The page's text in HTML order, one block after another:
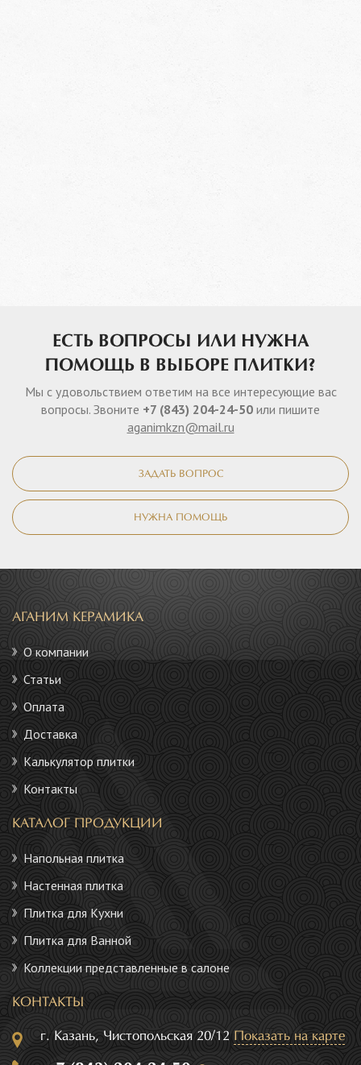
ЕСТЬ ВОПРОСЫ ИЛИ НУЖНА
ПОМОЩЬ В ВЫБОРЕ ПЛИТКИ?
Мы с удовольствием ответим на все интересующие вас
вопросы. Звоните +7 (843) 204-24-50 или пишите
aganimkzn@mail.ru
ЗАДАТЬ ВОПРОС
НУЖНА ПОМОЩЬ
АГАНИМ КЕРАМИКА
О компании
Статьи
Оплата
Доставка
Калькулятор плитки
Контакты
КАТАЛОГ ПРОДУКЦИИ
Напольная плитка
Настенная плитка
Плитка для Кухни
Плитка для Ванной
Коллекции представленные в салоне
КОНТАКТЫ
г. Казань, Чистопольская 20/12 Показать на карте